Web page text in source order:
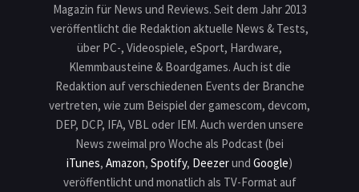
Magazin für News und Reviews. Seit dem Jahr 2013
veröffentlicht die Redaktion aktuelle News & Tests,
über PC-, Videospiele, eSport, Hardware,
Klemmbausteine & Boardgames. Auch ist die
Redaktion auf verschiedenen Events der Branche
vertreten, wie zum Beispiel der gamescom, devcom,
DEP, DCP, IFA, VBL oder IEM. Auch werden unsere
News zweimal pro Woche als Podcast (bei
iTunes, Amazon, Spotify, Deezerund Google)
veröffentlicht und monatlich als TV-Format auf